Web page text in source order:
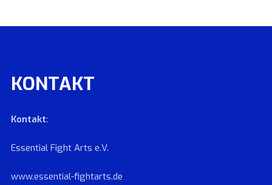
KONTAKT
Kontakt:
Essential Fight Arts e.V.
www.essential-fightarts.de